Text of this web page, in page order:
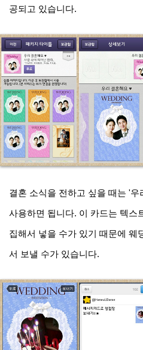
공되고 있습니다.
결혼 소식을 전하고 싶을 때는 '
사용하면 됩니다. 이 카드는 텍스
집해서 넣을 수가 있기 때문에 웨
서 보낼 수가 있습니다.